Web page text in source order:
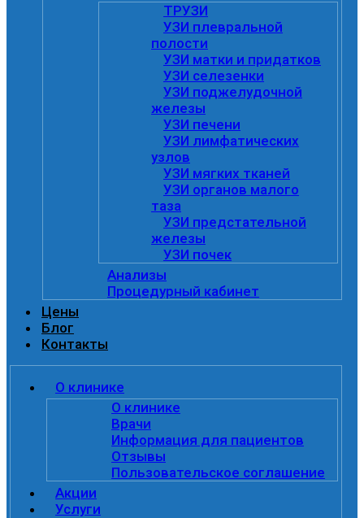
ТРУЗИ
УЗИ плевральной
полости
УЗИ матки и придатков
УЗИ селезенки
УЗИ поджелудочной
железы
УЗИ печени
УЗИ лимфатических
узлов
УЗИ мягких тканей
УЗИ органов малого
таза
УЗИ предстательной
железы
УЗИ почек
Анализы
Процедурный кабинет
Цены
Блог
Контакты
О клинике
О клинике
Врачи
Информация для пациентов
Отзывы
Пользовательское соглашение
Акции
Услуги